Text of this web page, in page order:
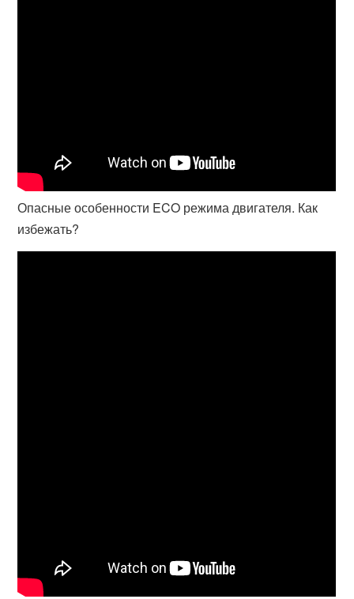
Опасные особенности ECO режима двигателя. Как
избежать?